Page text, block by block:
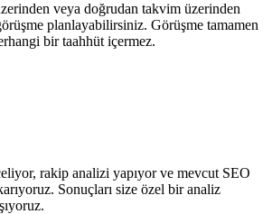
veya doğrudan takvim üzerinden
planlayabilirsiniz. Görüşme tamamen
bir taahhüt içermez.
rakip analizi yapıyor ve mevcut SEO
Sonuçları size özel bir analiz